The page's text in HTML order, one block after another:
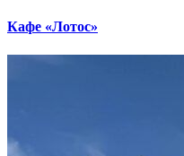
Кафе «Лотос»